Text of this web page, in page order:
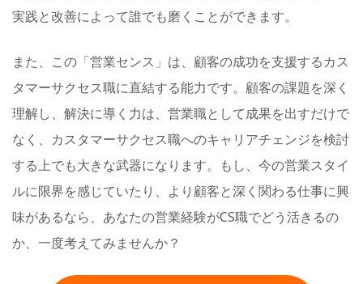
実践と改善によって誰でも磨くことができます。
また、この「営業センス」は、顧客の成功を支援するカス
タマーサクセス職に直結する能力です。顧客の課題を深く
理解し、解決に導く力は、営業職として成果を出すだけで
なく、カスタマーサクセス職へのキャリアチェンジを検討
する上でも大きな武器になります。もし、今の営業スタイ
ルに限界を感じていたり、より顧客と深く関わる仕事に興
味があるなら、あなたの営業経験がCS職でどう活きるの
か、一度考えてみませんか？